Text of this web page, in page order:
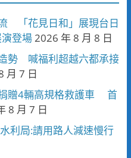
「花見日和」展現台日
登場 2026 年 8 月 8 日
勢 喊福利超越六都承接
月 7 日
贈4輛高規格救護車 首
8 月 7 日
利局:請用路人減速慢行